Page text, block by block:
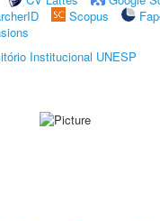
Scopus
Institucional UNESP